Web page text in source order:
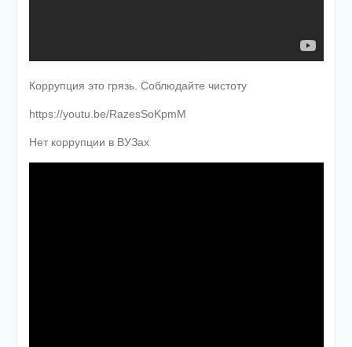
Коррупция это грязь. Соблюдайте чистоту
https://youtu.be/RazesSoKpmM
Нет коррупции в ВУЗах